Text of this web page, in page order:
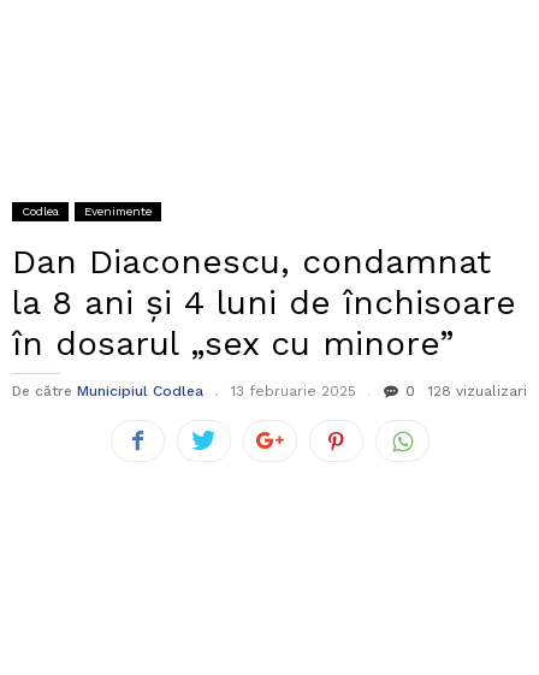
Codlea Evenimente
Dan Diaconescu, condamnat
la 8 ani și 4 luni de închisoare
în dosarul „sex cu minore”
De către Municipiul Codlea 13 februarie 2025 0 128 vizualizari